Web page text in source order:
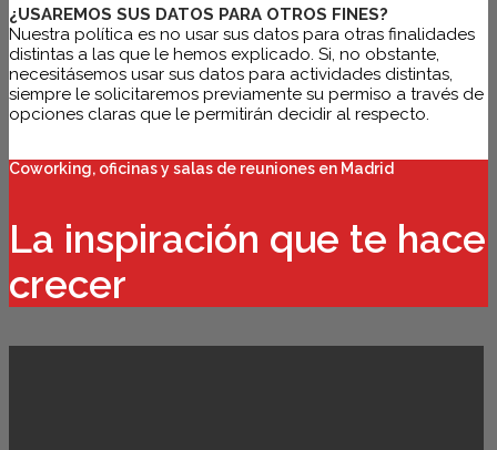
¿USAREMOS SUS DATOS PARA OTROS FINES?
Nuestra política es no usar sus datos para otras finalidades
distintas a las que le hemos explicado. Si, no obstante,
necesitásemos usar sus datos para actividades distintas,
siempre le solicitaremos previamente su permiso a través de
opciones claras que le permitirán decidir al respecto.
Coworking, oficinas y salas de reuniones en Madrid
La inspiración que te hace
crecer